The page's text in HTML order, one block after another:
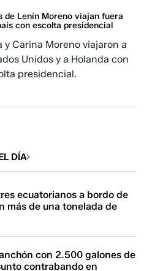
de Lenín Moreno viajan fuera
con escolta presidencial
y Carina Moreno viajaron a
Unidos y a Holanda con
presidencial.
DÍA
ecuatorianos a bordo de
más de una tonelada de
con 2.500 galones de
contrabando en